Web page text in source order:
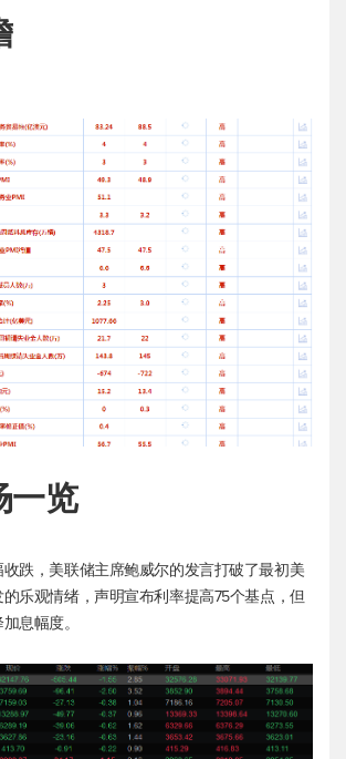
一览
跌，美联储主席鲍威尔的发言打破了最初美
乐观情绪，声明宣布利率提高75个基点，但
息幅度。